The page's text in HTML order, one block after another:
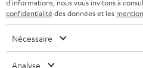
e
t
t
CASQUES AUDIO
CASQUES BLUETOOTH AUDIO
SYSTEMES COMPLETS
NEWSLETTER
MAGASINS
PAYS-BAS
d'informations, nous vous invitons à
confidentialité des données et les
Nécessaire
Analyse